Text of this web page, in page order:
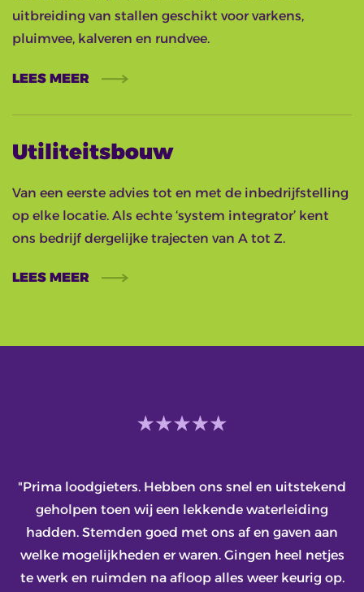
uitbreiding van stallen geschikt voor varkens,
pluimvee, kalveren en rundvee.
LEES MEER
Utiliteitsbouw
Van een eerste advies tot en met de inbedrijfstelling
op elke locatie. Als echte ‘system integrator’ kent
ons bedrijf dergelijke trajecten van A tot Z.
LEES MEER
"Prima loodgieters. Hebben ons snel en uitstekend
geholpen toen wij een lekkende waterleiding
hadden. Stemden goed met ons af en gaven aan
welke mogelijkheden er waren. Gingen heel netjes
te werk en ruimden na afloop alles weer keurig op.